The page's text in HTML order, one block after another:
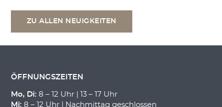
ZU ALLEN NEUIGKEITEN
ÖFFNUNGSZEITEN
Mo, Di: 8 – 12 Uhr | 13 – 17 Uhr
Mi: 8 – 12 Uhr | Nachmittag geschlossen